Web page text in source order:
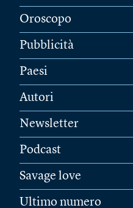
Oroscopo
Pubblicità
Paesi
Autori
Newsletter
Podcast
Savage love
Ultimo numero